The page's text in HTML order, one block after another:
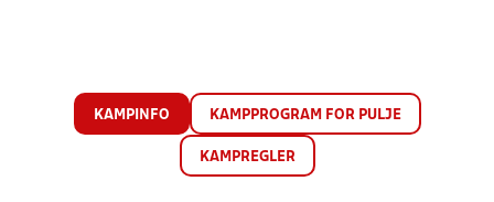
KAMPINFO KAMPPROGRAM FOR PULJE
KAMPREGLER